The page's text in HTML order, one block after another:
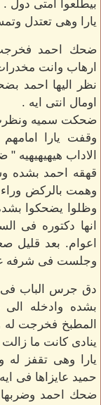
بيطلعوا امتى دول .
يارا وهى تعتدل
ضحك احمد فخرجت
ارهاب وانت
نظر اليها احمد
اومال انتى ايه .
ضحكت سميه ونظرت
وقفت يارا
الاداب هيهيهيهيه
قهقه احمد بشده
وهمت بالركض
وظلوا يضحكوا
اعوام. بعد قليل
وجلست فى شرفه
دق جرس الباب فى
بشده وادخله
المطبخ فخرجت
ينادى كانت ما زالت
يارا وهى تقفز له
حميد عايزاها فى
ضحك احمد وضربها